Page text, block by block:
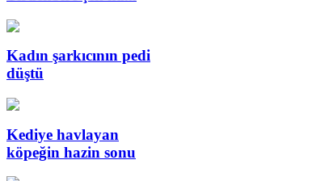
Kadın şarkıcının pedi
düştü
Kediye havlayan
köpeğin hazin sonu